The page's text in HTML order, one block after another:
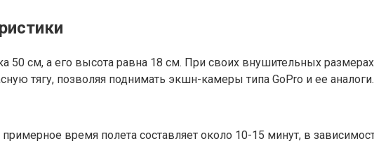
50 см, а его высота равна 18 см. При своих внушительных
тягу, позволяя поднимать экшн-камеры типа GoPro и ее аналоги.
время полета составляет около 10-15 минут, в